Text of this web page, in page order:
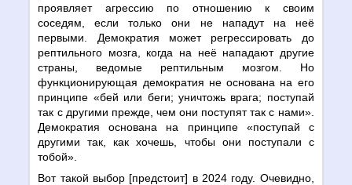
проявляет агрессию по отношению к своим
соседям, если только они не нападут на неё
первыми. Демократия может регрессировать до
рептильного мозга, когда на неё нападают другие
страны, ведомые рептильным мозгом. Но
функционирующая демократия не основана на его
принципе «бей или беги; уничтожь врага; поступай
так с другими прежде, чем они поступят так с нами».
Демократия основана на принципе «поступай с
другими так, как хочешь, чтобы они поступали с
тобой».
Вот такой выбор [предстоит] в 2024 году. Очевидно,